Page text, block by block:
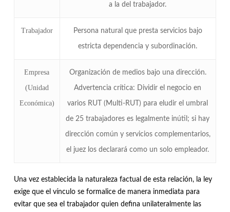
a la del trabajador.
Trabajador Persona natural que presta servicios bajo
estricta dependencia y subordinación.
Empresa
(Unidad
Económica)
Organización de medios bajo una dirección.
Advertencia crítica: Dividir el negocio en
varios RUT (Multi-RUT) para eludir el umbral
de 25 trabajadores es legalmente inútil; si hay
dirección común y servicios complementarios,
el juez los declarará como un solo empleador.
Una vez establecida la naturaleza factual de esta relación, la ley
exige que el vínculo se formalice de manera inmediata para
evitar que sea el trabajador quien defina unilateralmente las